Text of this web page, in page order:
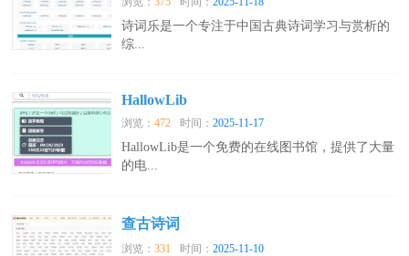
诗词乐是一个专注于中国古典诗词学习与赏析的
综...
HallowLib
浏览：472 时间：2025-11-17
HallowLib是一个免费的在线图书馆，提供了大量
的电...
查古诗词
浏览：331 时间：2025-11-10